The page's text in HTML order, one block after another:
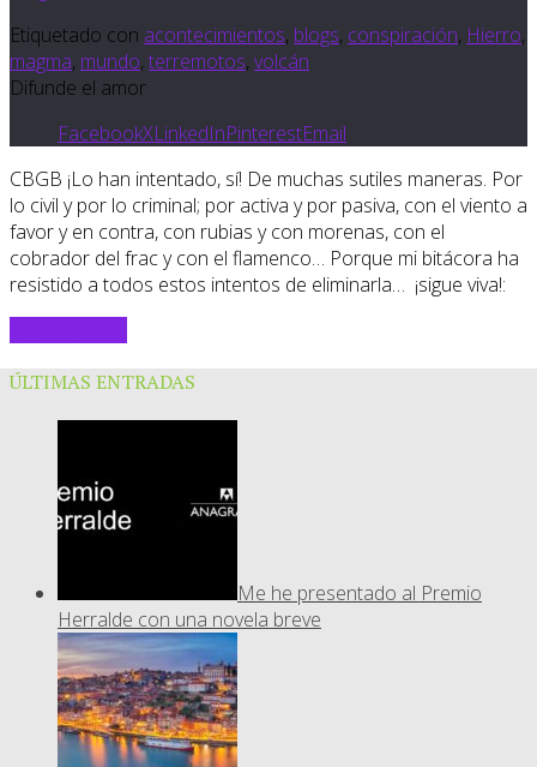
Etiquetado con acontecimientos, blogs, conspiración, Hierro,
magma, mundo, terremotos, volcán
Difunde el amor
FacebookXLinkedInPinterestEmail
CBGB ¡Lo han intentado, sí! De muchas sutiles maneras. Por
lo civil y por lo criminal; por activa y por pasiva, con el viento a
favor y en contra, con rubias y con morenas, con el
cobrador del frac y con el flamenco… Porque mi bitácora ha
resistido a todos estos intentos de eliminarla… ¡sigue viva!:
ÚLTIMAS ENTRADAS
Me he presentado al Premio
Herralde con una novela breve